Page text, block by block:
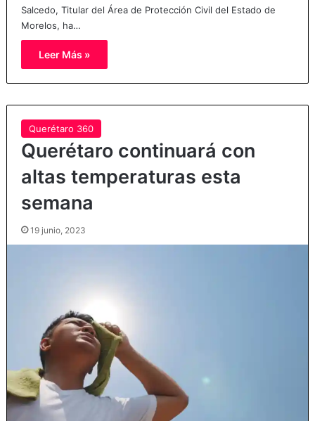
Salcedo, Titular del Área de Protección Civil del Estado de
Morelos, ha…
Leer Más »
Querétaro 360
Querétaro continuará con
altas temperaturas esta
semana
19 junio, 2023